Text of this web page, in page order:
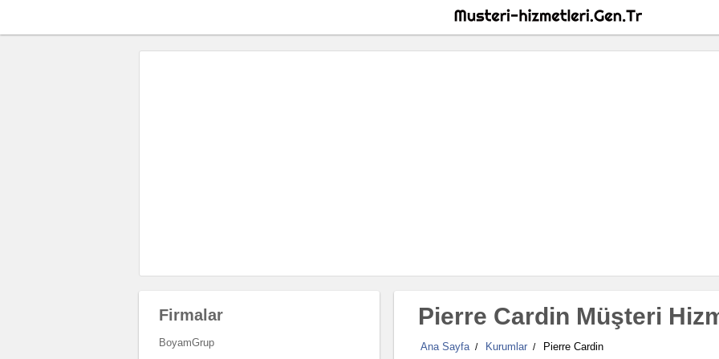
Pierre Cardin Müşteri
Ana Sayfa / Kurumlar / Pierre Cardin
Firmalar
BoyamGrup